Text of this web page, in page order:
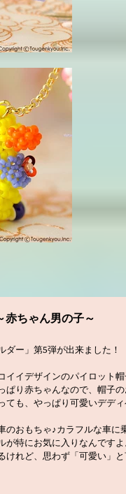
赤ちゃん男の子～
ー」第5弾が出来ました！
イイデザインのパイロット
ぱり赤ちゃんなので、帽子
ても、やっぱり可愛いデデ
のおもちゃ♪カラフルな車に
が特にお気に入りなんです
けれど、思わず「可愛い」